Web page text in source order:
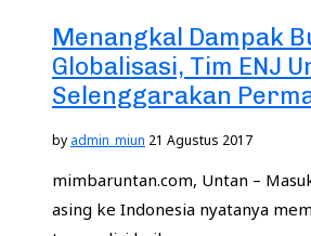
Menangkal Dampak
Globalisasi, Tim ENJ
Selenggarakan
by admin_miun 21 Agustus 2017
mimbaruntan.com, Untan –
asing ke Indonesia nyatanya